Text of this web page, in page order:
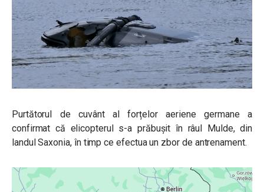
Purtătorul de cuvânt al forțelor aeriene germane a
confirmat că elicopterul s-a prăbușit în râul Mulde, din
landul Saxonia, în timp ce efectua un zbor de antrenament.